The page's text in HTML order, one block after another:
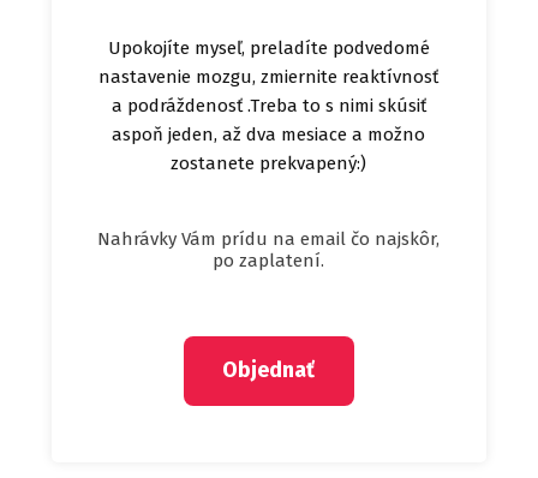
Upokojíte myseľ, preladíte podvedomé
nastavenie mozgu, zmiernite reaktívnosť
a podráždenosť .Treba to s nimi skúsiť
aspoň jeden, až dva mesiace a možno
zostanete prekvapený:)
Nahrávky Vám prídu na email čo najskôr,
po zaplatení.
Objednať